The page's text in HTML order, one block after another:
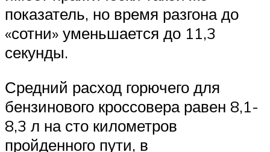
показатель, но время разгона до
«сотни» уменьшается до 11,3
секунды.
Средний расход горючего для
бензинового кроссовера равен 8,1-
8,3 л на сто километров
пройденного пути, в